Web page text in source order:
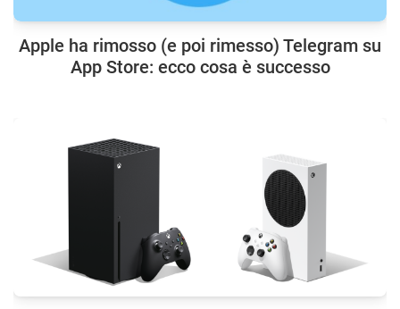
Apple ha rimosso (e poi rimesso) Telegram su
App Store: ecco cosa è successo